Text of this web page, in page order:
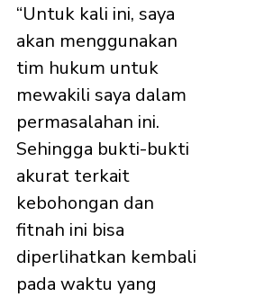
“Untuk kali ini, saya
akan menggunakan
tim hukum untuk
mewakili saya dalam
permasalahan ini.
Sehingga bukti-bukti
akurat terkait
kebohongan dan
fitnah ini bisa
diperlihatkan kembali
pada waktu yang